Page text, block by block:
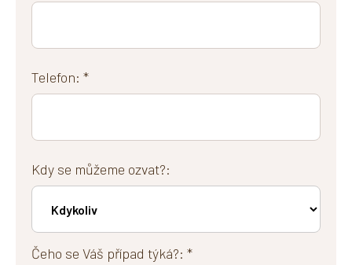
Telefon: *
Kdy se můžeme ozvat?:
Čeho se Váš případ týká?: *